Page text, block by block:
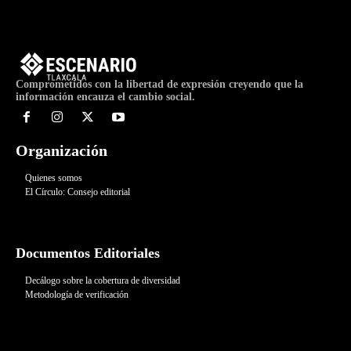
Comprometidos con la libertad de expresión creyendo que la
información encauza el cambio social.
Organización
Quienes somos
El Círculo: Consejo editorial
Documentos Editoriales
Decálogo sobre la cobertura de diversidad
Metodología de verificación